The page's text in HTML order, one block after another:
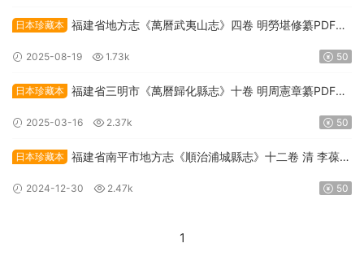
日本珍藏本 福建省地方志《萬曆武夷山志》四卷 明勞堪修纂PDF高
2025-08-19 1.73k 50
日本珍藏本 福建省三明市《萬曆歸化縣志》十卷 明周憲章纂PDF高
2025-03-16 2.37k 50
日本珍藏本 福建省南平市地方志《順治浦城縣志》十二卷 清 李葆貞
2024-12-30 2.47k 50
1